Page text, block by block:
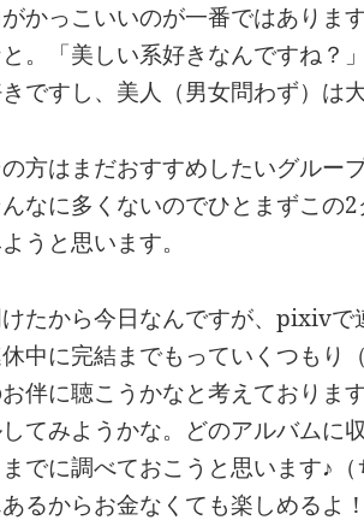
かっこいいのが一番ではありま
。「美しい系好きなんですね？
ですし、美人（男女問わず）は大
方はまだおすすめしたいグルー
なに多くないのでひとまずこの
うと思います。
たから今日なんですが、pixiv
中に完結までもっていくつもり
伴に聴こうかなと考えておりま
てみようかな。どのアルバムに
までに調べておこうと思います♪
るからお金なくても楽しめるよ